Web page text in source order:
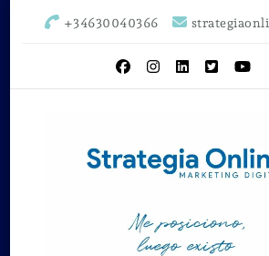
+34630040366